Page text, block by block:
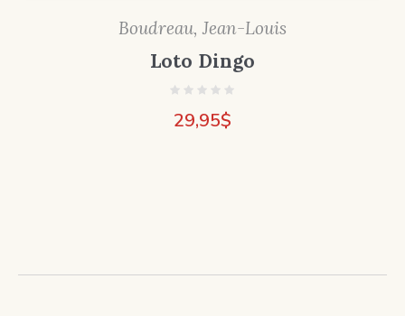
Boudreau, Jean-Louis
Loto Dingo
29,95$